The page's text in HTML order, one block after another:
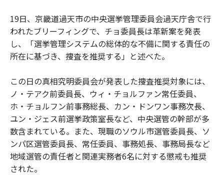
19日、京畿道過天市の中央選挙管理委員会過天庁舎で行
われたブリーフィングで、チョ委員長は革新案を発表
し、「選挙管理システムの総体的な不備に関する責任の
所在に基づき、捜査を推奨する」と述べた。
この日の真相究明委員会が発表した捜査推奨対象には、
ノ・テアク前委員長、ウィ・チョルファン常任委員、
ホ・チョルフン前事務総長、カン・ドンワン事務次長、
ユン・ジェス前選挙政策室長など、中央選管の幹部が多
数含まれている。また、現職のソウル市選管委員長、ソ
ンパ区選管委員長、常任委員、事務処長、事務局長など
地域選管の責任者と関連実務者6名に対する懲戒も推奨
された。